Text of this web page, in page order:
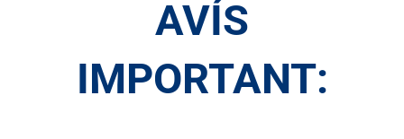
AVÍS
IMPORTANT: